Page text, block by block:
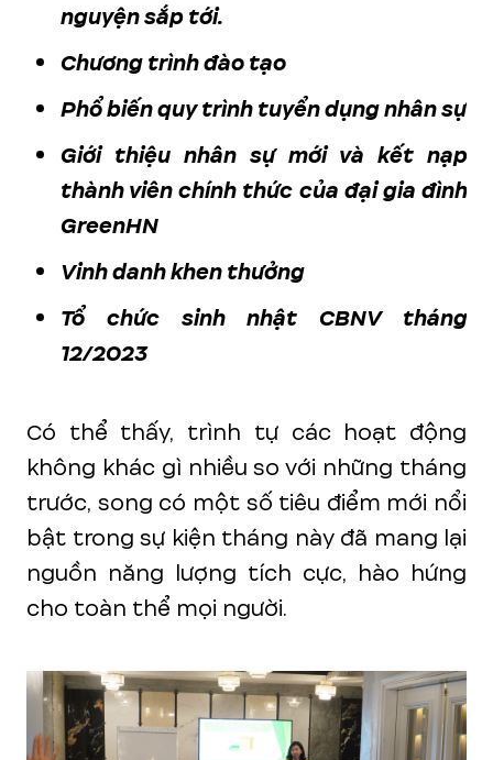
nguyện sắp tới.
Chương trình đào tạo
Phổ biến quy trình tuyển dụng nhân sự
Giới thiệu nhân sự mới và kết nạp
thành viên chính thức của đại gia đình
GreenHN
Vinh danh khen thưởng
Tổ chức sinh nhật CBNV tháng
12/2023
Có thể thấy, trình tự các hoạt động
không khác gì nhiều so với những tháng
trước, song có một số tiêu điểm mới nổi
bật trong sự kiện tháng này đã mang lại
nguồn năng lượng tích cực, hào hứng
cho toàn thể mọi người.